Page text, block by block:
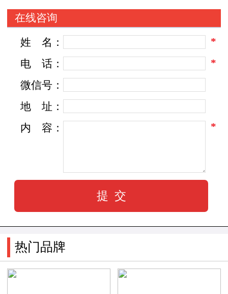
商务不失个性、时尚不失得体的设计风格和产品
系列，为不同职层的职场人士，提供不同商务场
景下穿用的时尚皮鞋。
红蜻蜓商务时尚皮鞋围绕“日常office、商务社
交、商务出行”三大核心商务场景，致力于为时髦
的商务人士提供商务多元化需求的时尚穿搭。聘
球时尚领域最前沿的鞋履款式，赋能职场多元个
在线咨询
姓
名：
*
电
话：
*
微信号：
地
址：
内
容： *
热门品牌